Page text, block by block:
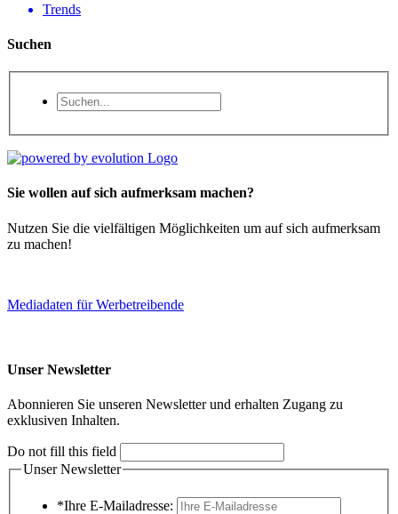
Trends
Suchen
Sie wollen auf sich aufmerksam machen?
Nutzen Sie die vielfältigen Möglichkeiten um auf sich aufmerksam
zu machen!
Mediadaten für Werbetreibende
Unser Newsletter
Abonnieren Sie unseren Newsletter und erhalten Zugang zu
exklusiven Inhalten.
Do not fill this field
Unser Newsletter
*Ihre E-Mailadresse: